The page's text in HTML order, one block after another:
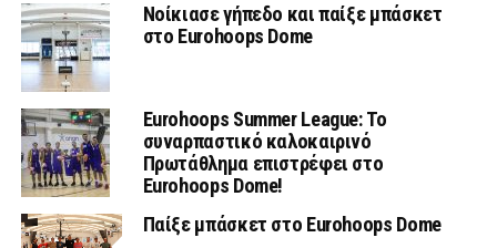
Νοίκιασε γήπεδο και παίξε μπάσκετ
στο Eurohoops Dome
Eurohoops Summer League: Το
συναρπαστικό καλοκαιρινό
Πρωτάθλημα επιστρέφει στο
Eurohoops Dome!
Παίξε μπάσκετ στο Eurohoops Dome